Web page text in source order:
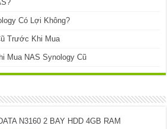
Có Lợi Không?
Trước Khi Mua
Mua NAS Synology Cũ
N3160 2 BAY HDD 4GB RAM